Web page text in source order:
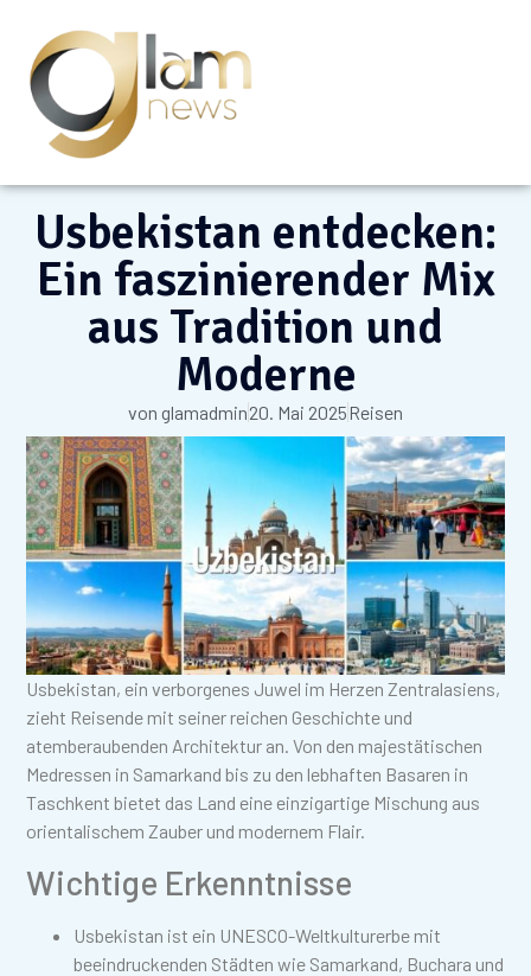
Usbekistan entdecken:
Ein faszinierender Mix
aus Tradition und
Moderne
von glamadmin20. Mai 2025Reisen
Usbekistan, ein verborgenes Juwel im Herzen Zentralasiens,
zieht Reisende mit seiner reichen Geschichte und
atemberaubenden Architektur an. Von den majestätischen
Medressen in Samarkand bis zu den lebhaften Basaren in
Taschkent bietet das Land eine einzigartige Mischung aus
orientalischem Zauber und modernem Flair.
Wichtige Erkenntnisse
Usbekistan ist ein UNESCO-Weltkulturerbe mit
beeindruckenden Städten wie Samarkand, Buchara und